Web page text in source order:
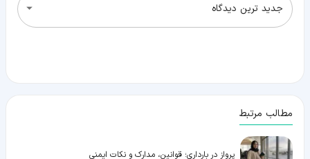
جدید ترین دیدگاه
مطالب مرتبط
پرواز در بارداری؛ قوانین، مدارک و نکات ایمنی